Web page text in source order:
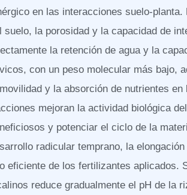
en las interacciones suelo-
suelo, la porosidad y la capacidad de
la retención de agua y la
con un peso molecular más bajo,
y la absorción de nutrientes
mejoran la actividad biológica
y potenciar el ciclo de la
radicular temprano, la
eficiente de los fertilizantes aplicados.
reduce gradualmente el pH de la